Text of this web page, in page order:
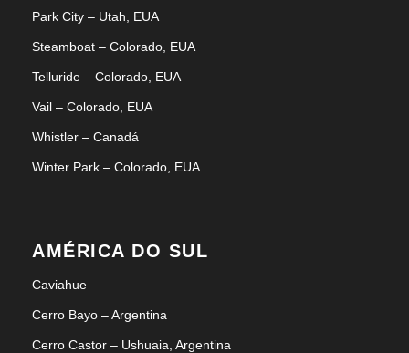
Park City – Utah, EUA
Steamboat – Colorado, EUA
Telluride – Colorado, EUA
Vail – Colorado, EUA
Whistler – Canadá
Winter Park – Colorado, EUA
AMÉRICA DO SUL
Caviahue
Cerro Bayo – Argentina
Cerro Castor – Ushuaia, Argentina